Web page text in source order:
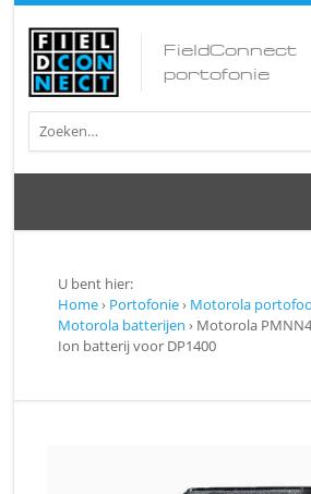
FieldConnect
portofonie
U bent hier:
Home› Portofonie› Motorola
Motorola batterijen › Motorola
Ion batterij voor DP1400